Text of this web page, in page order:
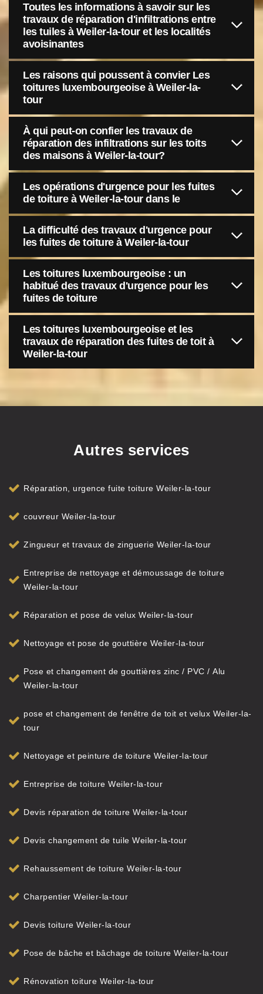
Toutes les informations à savoir sur les
travaux de réparation d'infiltrations entre
les tuiles à Weiler-la-tour et les localités
avoisinantes
Les raisons qui poussent à convier Les
toitures luxembourgeoise à Weiler-la-
tour
À qui peut-on confier les travaux de
réparation des infiltrations sur les toits
des maisons à Weiler-la-tour?
Les opérations d'urgence pour les fuites
de toiture à Weiler-la-tour dans le
La difficulté des travaux d'urgence pour
les fuites de toiture à Weiler-la-tour
Les toitures luxembourgeoise : un
habitué des travaux d'urgence pour les
fuites de toiture
Les toitures luxembourgeoise et les
travaux de réparation des fuites de toit à
Weiler-la-tour
Autres services
Réparation, urgence fuite toiture Weiler-la-tour
couvreur Weiler-la-tour
Zingueur et travaux de zinguerie Weiler-la-tour
Entreprise de nettoyage et démoussage de toiture
Weiler-la-tour
Réparation et pose de velux Weiler-la-tour
Nettoyage et pose de gouttière Weiler-la-tour
Pose et changement de gouttières zinc / PVC / Alu
Weiler-la-tour
pose et changement de fenêtre de toit et velux Weiler-la-
tour
Nettoyage et peinture de toiture Weiler-la-tour
Entreprise de toiture Weiler-la-tour
Devis réparation de toiture Weiler-la-tour
Devis changement de tuile Weiler-la-tour
Rehaussement de toiture Weiler-la-tour
Charpentier Weiler-la-tour
Devis toiture Weiler-la-tour
Pose de bâche et bâchage de toiture Weiler-la-tour
Rénovation toiture Weiler-la-tour